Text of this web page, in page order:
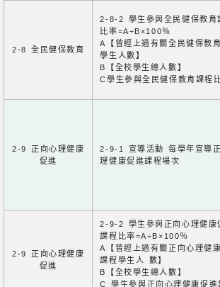
2-8 全民健保教育
2-8-2 學生參與全民健保教育
比率=A÷B×100％
A【曾經上過有關全民健保教
學生人數】
B【全校學生總人數】
C學生參與全民健保教育課程
2-9 正向心理健康
促進
2-9-1 宣導活動 每學年宣導
理健康促進課程場次
2-9 正向心理健康
促進
2-9-2 學生參與正向心理健康
課程比率=A÷B×100％
A【曾經上過有關正向心理健
課程學生人 數】
B【全校學生總人數】
C 學生參與正向心理健康促進